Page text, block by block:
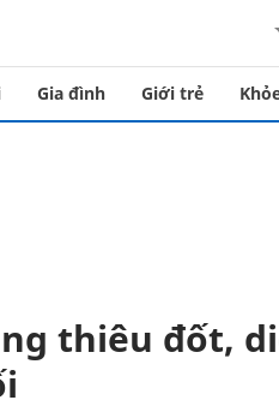
Gia đình Giới trẻ
thiêu đốt,